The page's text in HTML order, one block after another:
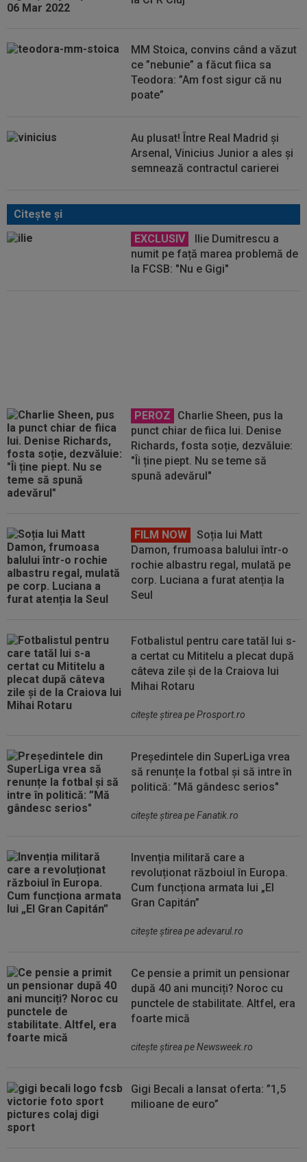
MM Stoica, convins când a văzut
ce ”nebunie” a făcut fiica sa
Teodora: ”Am fost sigur că nu
poate”
Au plusat! Între Real Madrid și
Arsenal, Vinicius Junior a ales și
semnează contractul carierei
Citeşte şi
EXCLUSIV
Ilie Dumitrescu a
numit pe față marea problemă de
la FCSB: "Nu e Gigi"
PEROZ
Charlie Sheen, pus la
punct chiar de fiica lui. Denise
Richards, fosta soție, dezvăluie:
"Îi ține piept. Nu se teme să
spună adevărul"
FILM NOW
Soția lui Matt
Damon, frumoasa balului într-o
rochie albastru regal, mulată pe
corp. Luciana a furat atenția la
Seul
Fotbalistul pentru care tatăl lui s-
a certat cu Mititelu a plecat după
câteva zile și de la Craiova lui
Mihai Rotaru
citeşte ştirea pe Prosport.ro
Președintele din SuperLiga vrea
să renunțe la fotbal și să intre în
politică: ”Mă gândesc serios"
citeşte ştirea pe Fanatik.ro
Invenția militară care a
revoluționat războiul în Europa.
Cum funcționa armata lui „El
Gran Capitán”
citeşte ştirea pe adevarul.ro
Ce pensie a primit un pensionar
după 40 ani munciți? Noroc cu
punctele de stabilitate. Altfel, era
foarte mică
citeşte ştirea pe Newsweek.ro
Gigi Becali a lansat oferta: ”1,5
milioane de euro”